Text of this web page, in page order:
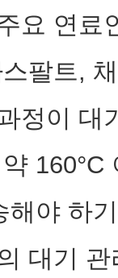
요 연
팔트,
정이 대
해야 하
대기